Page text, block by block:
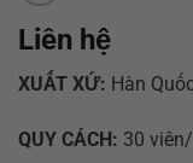
Liên hệ
XUẤT XỨ: Hàn
QUY CÁCH: 30